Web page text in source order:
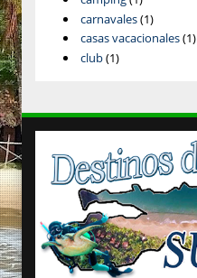
carnavales(1)
casas vacacionales(1)
club(1)